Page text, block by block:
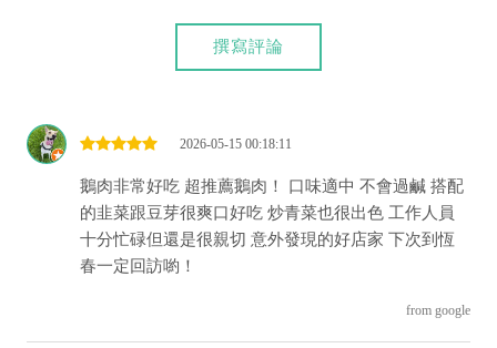
撰寫評論
2026-05-15 00:18:11
鵝肉非常好吃 超推薦鵝肉！ 口味適中 不會過鹹 搭配
的韭菜跟豆芽很爽口好吃 炒青菜也很出色 工作人員
十分忙碌但還是很親切 意外發現的好店家 下次到恆
春一定回訪喲！
from google